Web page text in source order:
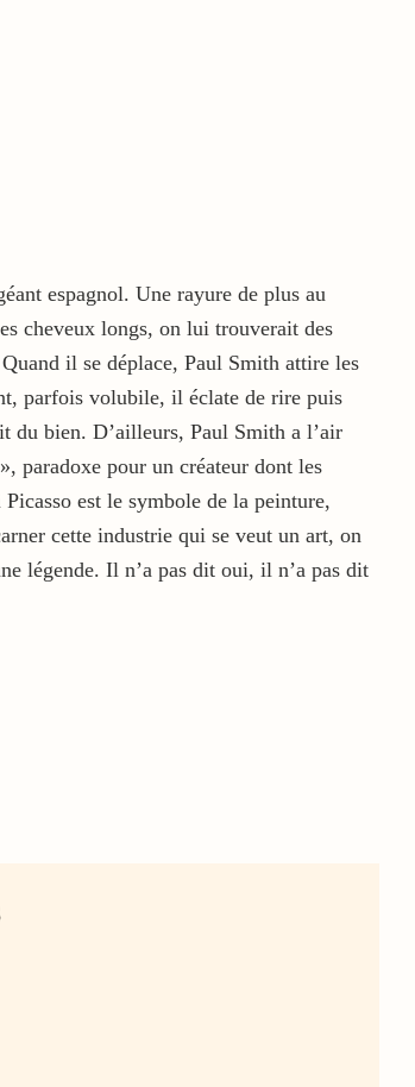
espagnol. Une rayure de plus au
cheveux longs, on lui trouverait des
il se déplace, Paul Smith attire les
parfois volubile, il éclate de rire puis
du bien. D’ailleurs, Paul Smith a l’air
paradoxe pour un créateur dont les
est le symbole de la peinture,
cette industrie qui se veut un art, on
légende. Il n’a pas dit oui, il n’a pas dit